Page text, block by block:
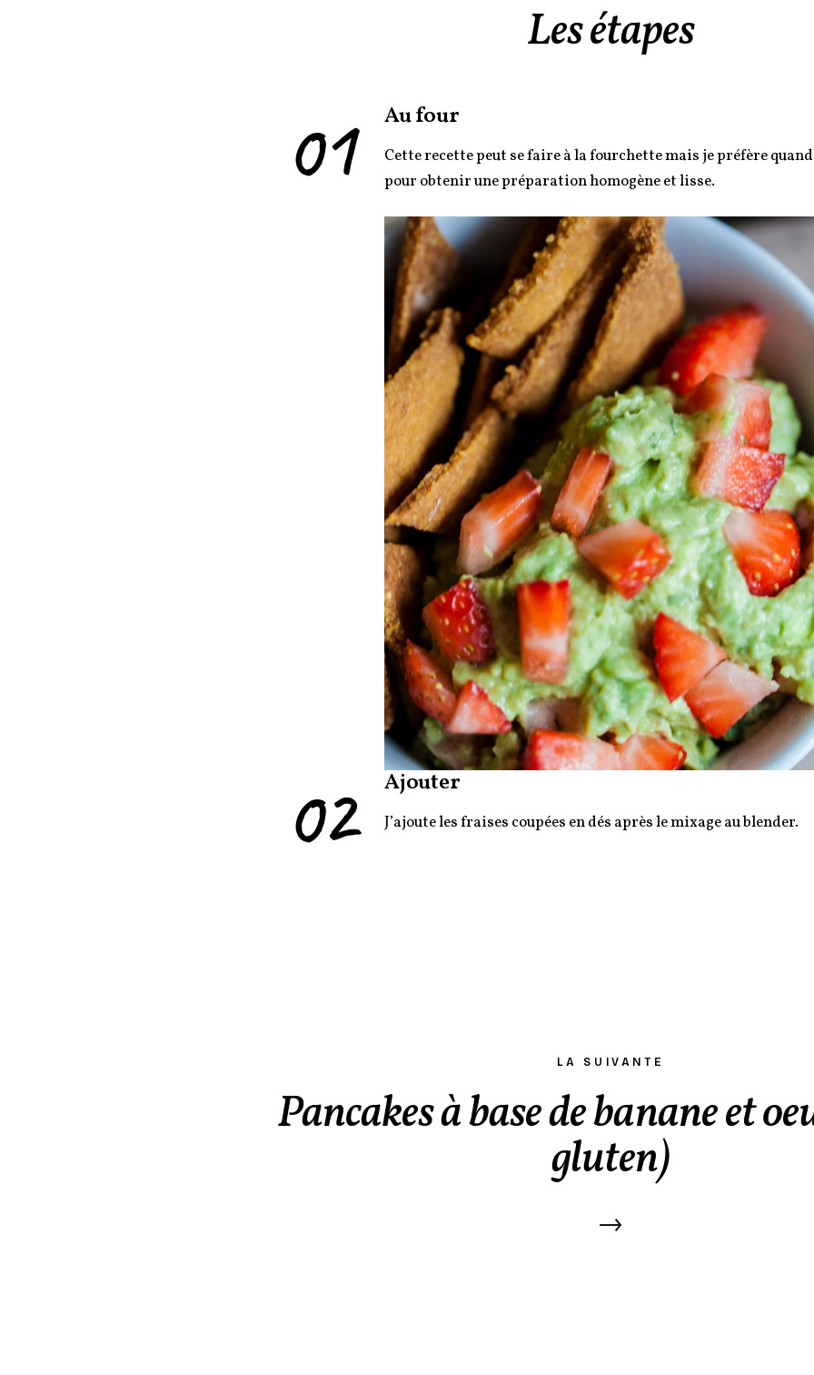
Les étapes
01 Au four
Cette recette peut se faire à la fourchette mais je préfère
pour obtenir une préparation homogène et lisse.
02 Ajouter
J’ajoute les fraises coupées en dés après le mixage au blender.
LA SUIVANTE
Pancakes à base de banane et
gluten)
→